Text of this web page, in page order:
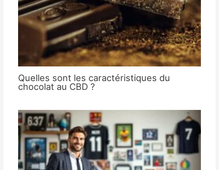
Quelles sont les caractéristiques du
chocolat au CBD ?